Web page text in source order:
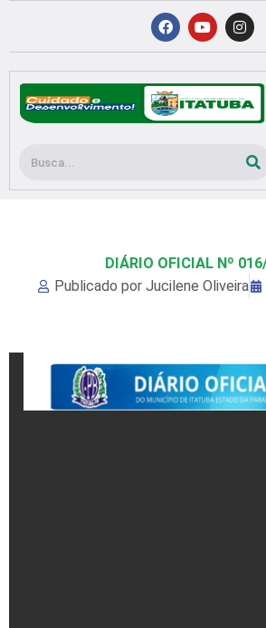
conteúdo
F
a
c
b
o
o
k
Y
o
u
u
b
e
I
n
s
a
g
r
a
Pesquisar
DIÁRIO OFICIAL Nº
Publicado por Jucilene Oliveira